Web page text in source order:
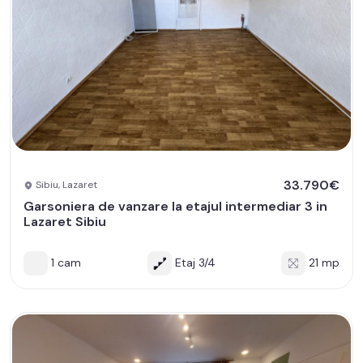
Sibiu, Lazaret
33.790€
Garsoniera de vanzare la etajul intermediar 3 in
Lazaret Sibiu
1 cam Etaj 3/4 21 mp